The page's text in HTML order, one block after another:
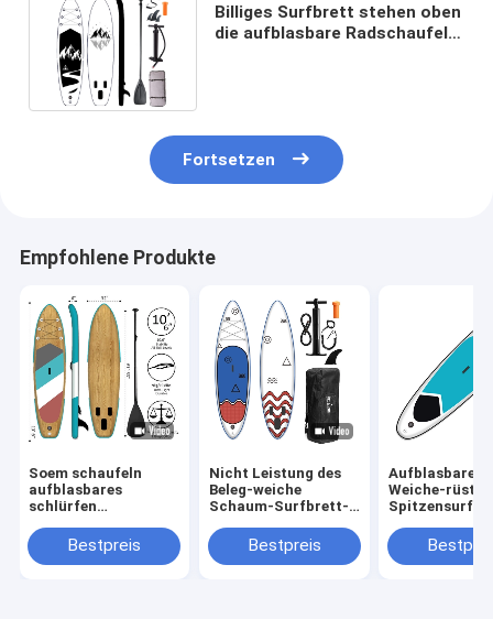
Billiges Surfbrett stehen oben
die aufblasbare Radschaufel
Fortsetzen
Empfohlene Produkte
Soem schaufeln
aufblasbares
schlürfen
oben, surfend 17,5
lbs
Bestpreis
Nicht Leistung des
Beleg-weiche
Schaum-Surfbrett-
Water Sports
Bestpreis
Aufblasbares
Weiche-
Stich aus